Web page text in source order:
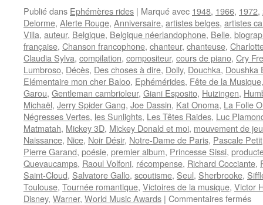
Publié dans Ephémères rides | Marqué avec 1948, 1966, 1972,
Delorme, Alerte Rouge, Anniversaire, artistes belges, artistes
Villa, auteur, Belgique, Belgique néerlandophone, Belle,
française, Chanson francophone, chanteur, chanteuse,
Claudia Sylva, compilation, compositeur, cours de piano, Cry
Lumbroso, Décès, Des choses à dire, Dolly, Douchka, Doushka
Elémentaire mon cher Baloo, Ephémérides, Fête de la Musique
Garou, Gentleman cambrioleur, Giani Esposito, Huizingen,
Michaël, Jerry Spider Gang, Joe Dassin, Kat Onoma, La Folie
Négresses Vertes, les Sunlights, Les Têtes Raides, Luc
Matmatah, Mickey 3D, Mickey Donald et moi, mouvement de
Naissance, Nice, Noir Désir, Notre-Dame de Paris, Pascale Petit
Pierre Garand, poésie, premier album, Princesse Sissi,
Quevaucamps, Raoul Volfoni, récompense, Richard Cocciante,
Saint-Cloud, Salvatore Gallo, scoutisme, Seul, Sherbrooke,
Toulouse, Tournée romantique, Victoires de la musique, Victor
Disney, Warner, World Music Awards | Commentaires ferméssur